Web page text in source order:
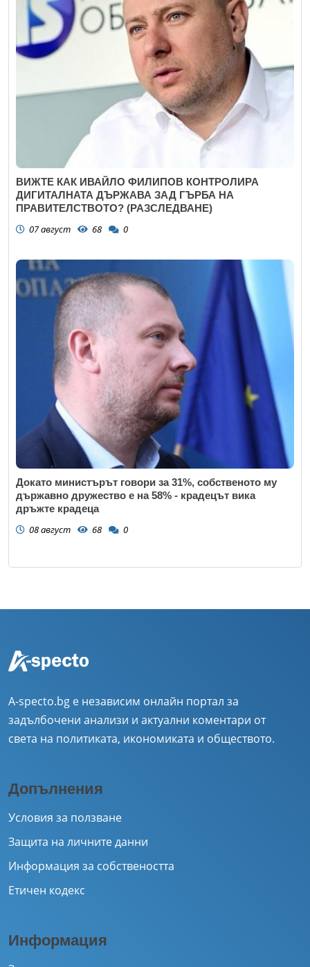
ВИЖТЕ КАК ИВАЙЛО ФИЛИПОВ КОНТРОЛИРА
ДИГИТАЛНАТА ДЪРЖАВА ЗАД ГЪРБА НА
ПРАВИТЕЛСТВОТО? (РАЗСЛЕДВАНЕ)
07 август 68 0
Докато министърът говори за 31%, собственото му
държавно дружество е на 58% - крадецът вика
дръжте крадеца
08 август 68 0
A-specto.bg е независим онлайн портал за
задълбочени анализи и актуални коментари от
света на политиката, икономиката и обществото.
Допълнения
Условия за ползване
Защита на личните данни
Информация за собствеността
Етичен кодекс
Информация